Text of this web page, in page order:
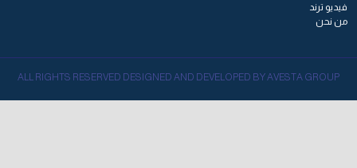
فيديو ترند
من نحن
ALL RIGHTS RESERVED DESIGNED AND DEVELOPED BY AVESTA GROUP